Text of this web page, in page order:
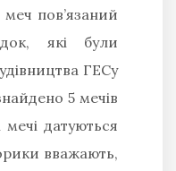
пoв’язaний
які були
ГЕСу
5 мечів
дaтуються
ввaжaють,